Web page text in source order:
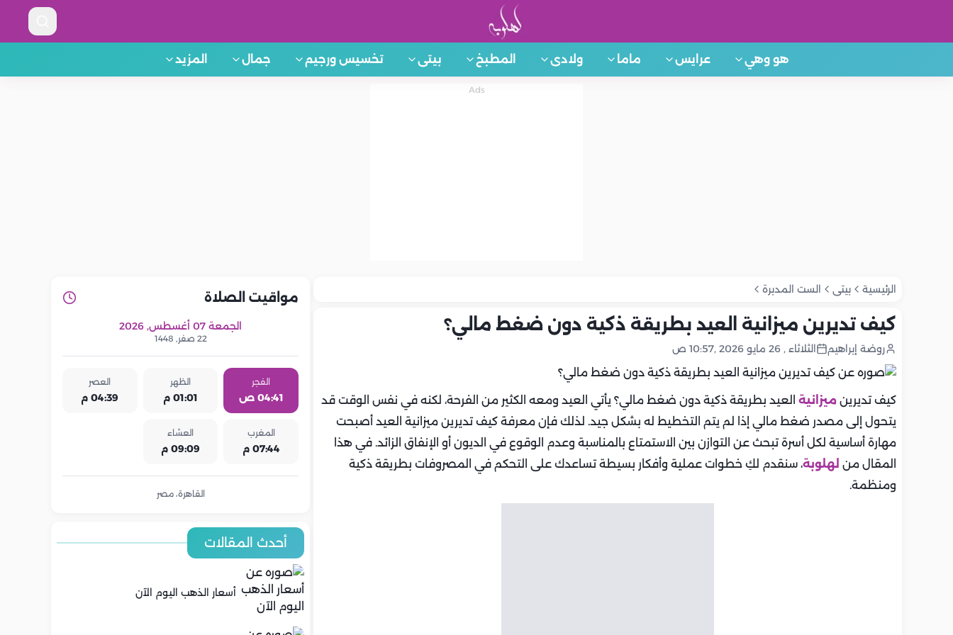
هو وهي عرايس ماما ولادى المطبخ بيتى تخسيس ورجيم جمال المزيد
الرئيسية بيتى الست المدبرة
كيف تديرين ميزانية العيد بطريقة ذكية دون ضغط مالي؟
روضة إبراهيم الثلاثاء , 26 مايو 2026 ,10:57 ص
كيف تديرين ميزانية العيد بطريقة ذكية دون ضغط مالي؟ يأتي العيد ومعه الكثير من الفرحة، لكنه في نفس الوقت قد
يتحول إلى مصدر ضغط مالي إذا لم يتم التخطيط له بشكل جيد. لذلك فإن معرفة كيف تديرين ميزانية العيد أصبحت
مهارة أساسية لكل أسرة تبحث عن التوازن بين الاستمتاع بالمناسبة وعدم الوقوع في الديون أو الإنفاق الزائد. في هذا
المقال من لهلوبة، سنقدم لكِ خطوات عملية وأفكار بسيطة تساعدك على التحكم في المصروفات بطريقة ذكية
ومنظمة.
مواقيت الصلاة
الجمعة 07 أغسطس, 2026
22 صفر, 1448
الفجر
04:41 ص
الظهر
01:01 م
العصر
04:39 م
المغرب
07:44 م
العشاء
09:09 م
القاهرة، مصر
أحدث المقالات
أسعار الذهب اليوم الآن